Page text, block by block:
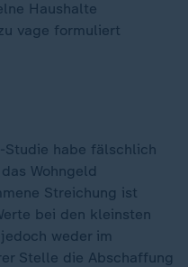
Haushalte
vage formuliert
Studie habe fälschlich
Wohngeld
Streichung ist
bei den kleinsten
weder im
Stelle die Abschaffung